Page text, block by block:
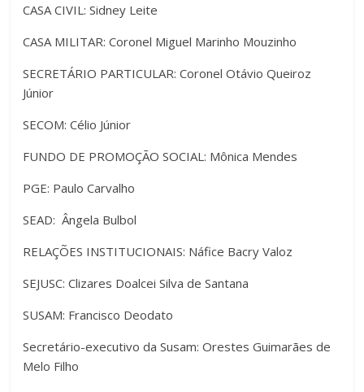
CASA CIVIL: Sidney Leite
CASA MILITAR: Coronel Miguel Marinho Mouzinho
SECRETÁRIO PARTICULAR: Coronel Otávio Queiroz
Júnior
SECOM: Célio Júnior
FUNDO DE PROMOÇÃO SOCIAL: Mônica Mendes
PGE: Paulo Carvalho
SEAD: Ângela Bulbol
RELAÇÕES INSTITUCIONAIS: Náfice Bacry Valoz
SEJUSC: Clizares Doalcei Silva de Santana
SUSAM: Francisco Deodato
Secretário-executivo da Susam: Orestes Guimarães de
Melo Filho